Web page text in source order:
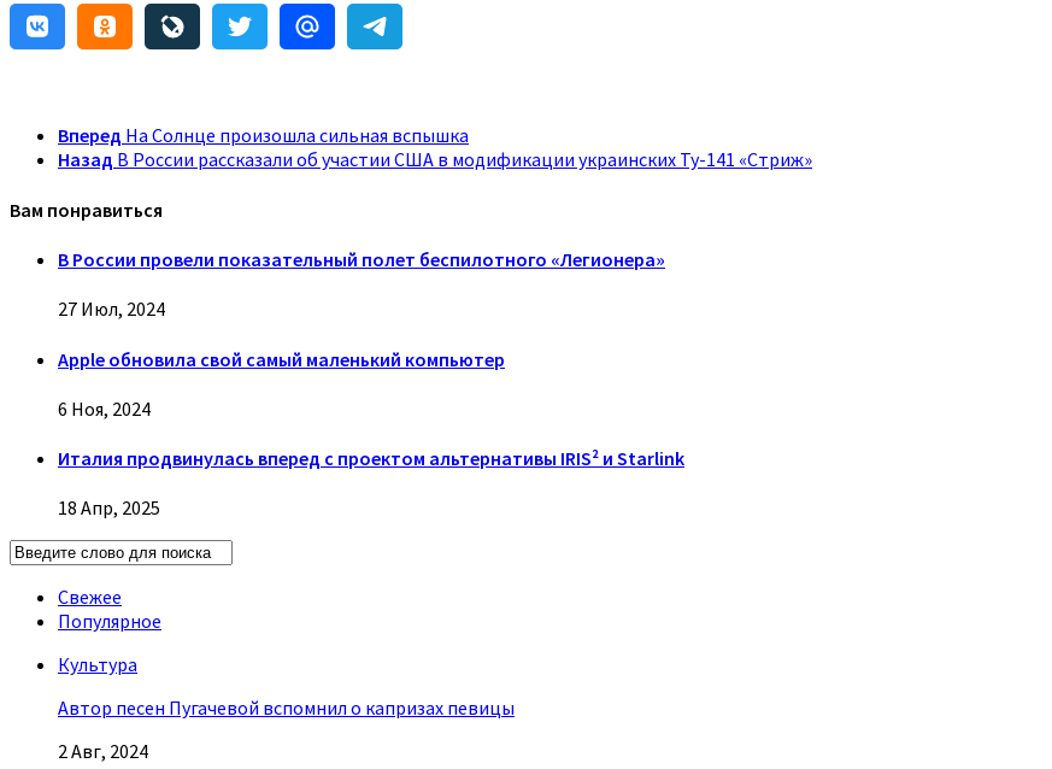
Вперед На Солнце произошла сильная вспышка
Назад В России рассказали об участии США в модификации украинских Ту-141 «Стриж»
Вам понравиться
В России провели показательный полет беспилотного «Легионера»
27 Июл, 2024
Apple обновила свой самый маленький компьютер
6 Ноя, 2024
Италия продвинулась вперед с проектом альтернативы IRIS² и Starlink
18 Апр, 2025
Свежее
Популярное
Культура
Автор песен Пугачевой вспомнил о капризах певицы
2 Авг, 2024